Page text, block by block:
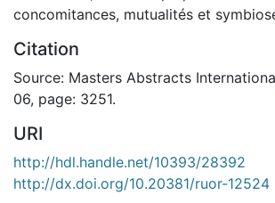
concomitances, mutualités et
Citation
Source: Masters Abstracts
06, page: 3251.
URI
http://hdl.handle.net/10393/28392
http://dx.doi.org/10.20381/ruor-12524